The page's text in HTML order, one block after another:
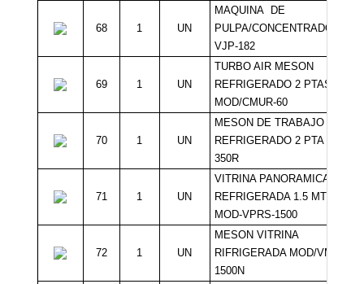
68 1 UN
MAQUINA DE
PULPA/CONCENTRADO
VJP-182
69 1 UN
TURBO AIR MESON
REFRIGERADO 2 PTAS
MOD/CMUR-60
70 1 UN
MESON DE TRABAJO
REFRIGERADO 2 PTA FSU-
350R
71 1 UN
VITRINA PANORAMICA
REFRIGERADA 1.5 MTS
MOD-VPRS-1500
72 1 UN
MESON VITRINA
RIFRIGERADA MOD/VMVR-
1500N